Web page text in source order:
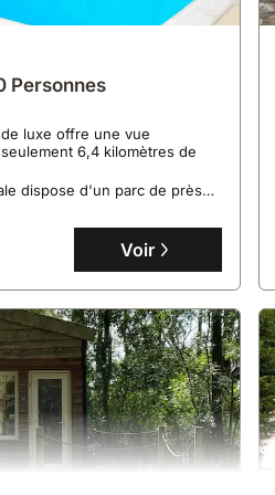
se trouve à 30
et à 32 kilomètres du Walton
carrés accueille 4
le Wi-Fi gratuit ainsi qu'un
Voir
Personnes
luxe offre une vue
6,4 kilomètres de
dispose d'un parc de près
court de tennis privé et
10 personnes.
Voir